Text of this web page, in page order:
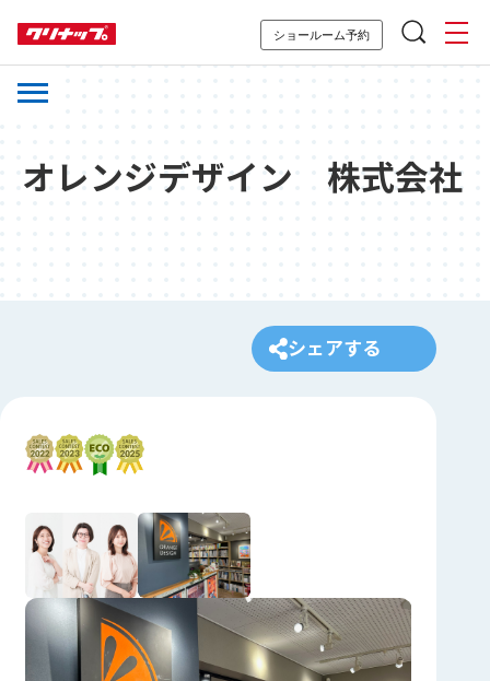
ショールーム予約
オレンジデザイン 株式会社
シェアする